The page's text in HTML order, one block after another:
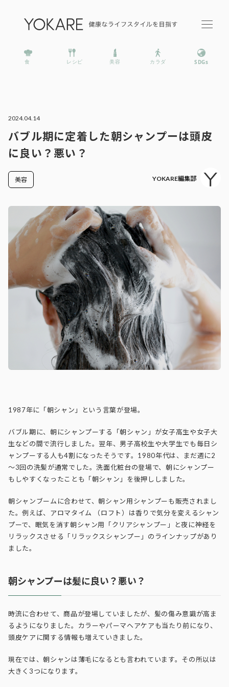
2024.04.14
バブル期に定着した朝シャンプーは頭皮
に良い？悪い？
美容 YOKARE編集部
1987年に「朝シャン」という言葉が登場。
バブル期に、朝にシャンプーする「朝シャン」が女子高生や女子大
生などの間で流行しました。翌年、男子高校生や大学生でも毎日シ
ャンプーする人も4割になったそうです。1980年代は、まだ週に2
～3回の洗髪が通常でした。洗面化粧台の登場で、朝にシャンプー
もしやすくなったことも「朝シャン」を後押ししました。
朝シャンブームに合わせて、朝シャン用シャンプーも販売されまし
た。例えば、アロマタイム （ロフト）は香りで気分を変えるシャン
プーで、眠気を消す朝シャン用「クリアシャンプー」と夜に神経を
リラックスさせる「リラックスシャンプー」のラインナップがあり
ました。
朝シャンプーは髪に良い？悪い？
時流に合わせて、商品が登場していましたが、髪の傷み意識が高ま
るようになりました。カラーやパーマヘアケアも当たり前になり、
頭皮ケアに関する情報も増えていきました。
現在では、朝シャンは薄毛になるとも言われています。その所以は
大きく3つになります。